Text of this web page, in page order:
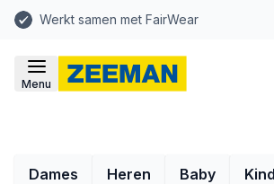
Werkt samen met FairWear
Menu
Dames Heren Baby Kind